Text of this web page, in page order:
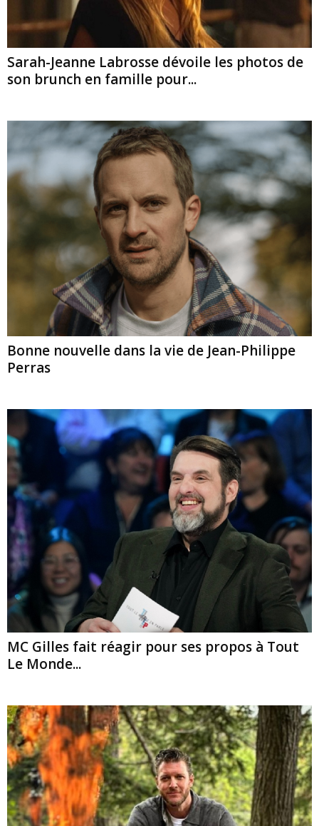
Sarah-Jeanne Labrosse dévoile les photos de
son brunch en famille pour...
Bonne nouvelle dans la vie de Jean-Philippe
Perras
MC Gilles fait réagir pour ses propos à Tout
Le Monde...